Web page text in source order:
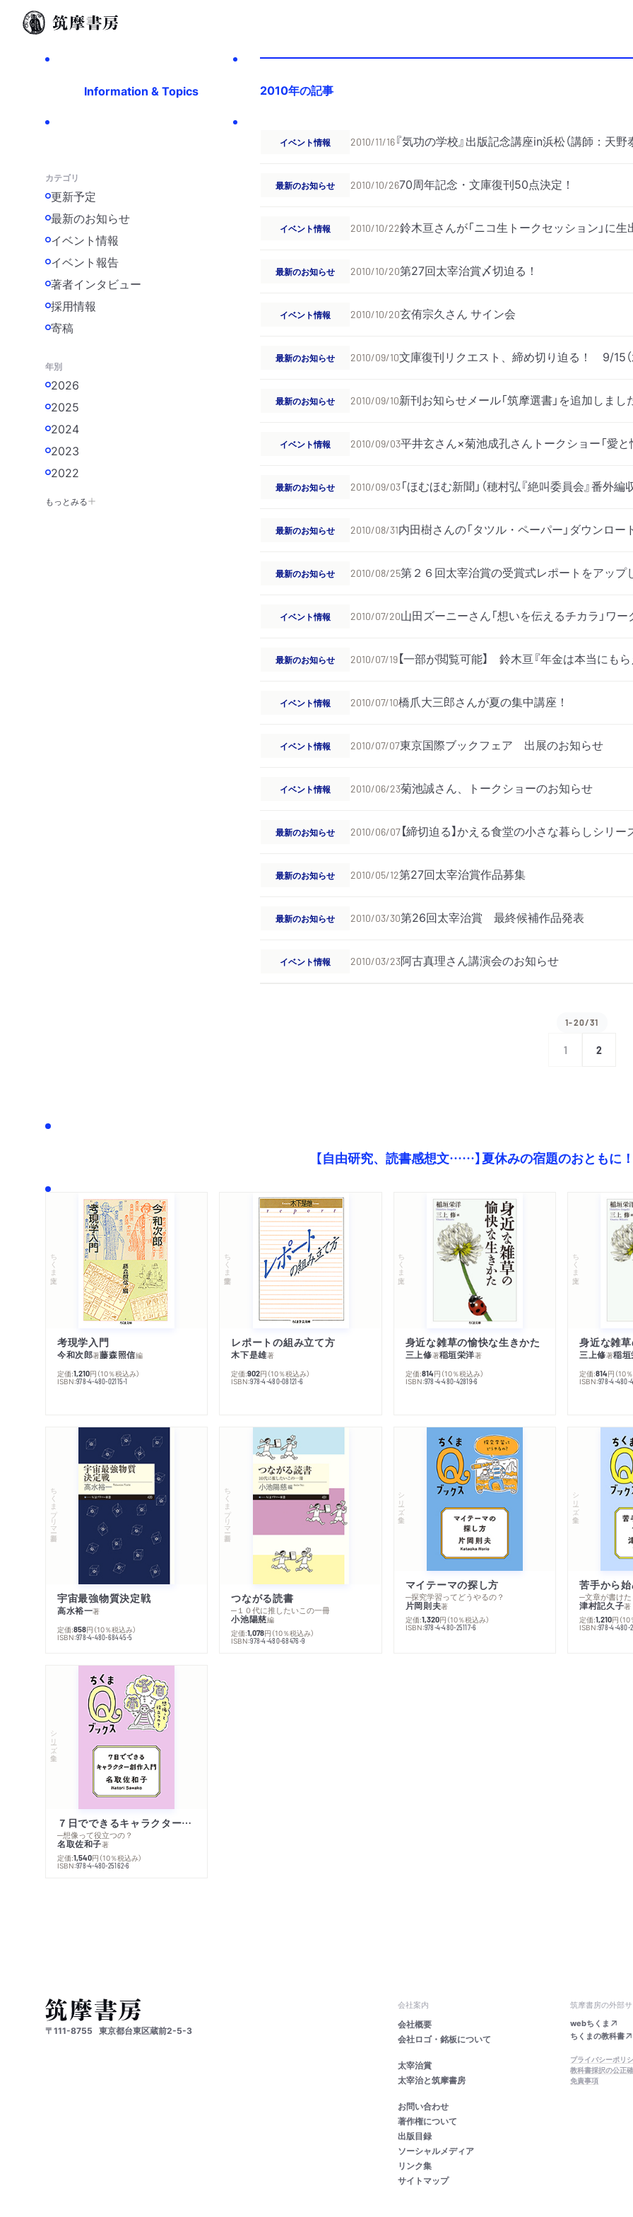
Information & Topics
カテゴリ
更新予定
最新のお知らせ
イベント情報
イベント報告
著者インタビュー
採用情報
寄稿
年別
2026
2025
2024
2023
2022
もっとみる
2010年の記事
イベント情報 2010/11/16『気功の学校』出版記念講座in浜松（講師：天野
最新のお知らせ 2010/10/2670周年記念・文庫復刊50点決定！
イベント情報 2010/10/22鈴木亘さんが「ニコ生トークセッション」に生
最新のお知らせ 2010/10/20第27回太宰治賞〆切迫る！
イベント情報 2010/10/20玄侑宗久さん サイン会
最新のお知らせ 2010/09/10文庫復刊リクエスト、締め切り迫る！ 9/15（
最新のお知らせ 2010/09/10新刊お知らせメール「筑摩選書」を追加しまし
イベント情報 2010/09/03平井玄さん×菊池成孔さんトークショー「愛と
最新のお知らせ 2010/09/03「ほむほむ新聞」（穂村弘『絶叫委員会』番外編
最新のお知らせ 2010/08/31内田樹さんの「タツル・ペーパー」ダウンロー
最新のお知らせ 2010/08/25第２６回太宰治賞の受賞式レポートをアップ
イベント情報 2010/07/20山田ズーニーさん「想いを伝えるチカラ」ワ
最新のお知らせ 2010/07/19【一部が閲覧可能】 鈴木亘『年金は本当にもら
イベント情報 2010/07/10橋爪大三郎さんが夏の集中講座！
イベント情報 2010/07/07東京国際ブックフェア 出展のお知らせ
イベント情報 2010/06/23菊池誠さん、トークショーのお知らせ
最新のお知らせ 2010/06/07【締切迫る】かえる食堂の小さな暮らしシリ
最新のお知らせ 2010/05/12第27回太宰治賞作品募集
最新のお知らせ 2010/03/30第26回太宰治賞 最終候補作品発表
イベント情報 2010/03/23阿古真理さん講演会のお知らせ
1-20/31
1 2
【自由研究、読書感想文……】夏休みの宿題のおともに
ちくま文庫
考現学入門
今和次郎著藤森照信編
定価:1,210円 （10％税込み）
ISBN:978-4-480-02115-1
ちくま学芸文庫
レポートの組み立て方
木下是雄著
定価:902円 （10％税込み）
ISBN:978-4-480-08121-6
ちくま文庫
身近な雑草の愉快な生きかた
三上修著稲垣栄洋著
定価:814円 （10％税込み）
ISBN:978-4-480-42819-6
ちくま文庫
身近な雑
三上修著稲
定価:814円 （10
ISBN:978-4-480-
ちくまプリマー新書
宇宙最強物質決定戦
高水裕一著
定価:858円 （10％税込み）
ISBN:978-4-480-68445-5
ちくまプリマー新書
つながる読書
─１０代に推したいこの一冊
小池陽慈編
定価:1,078円 （10％税込み）
ISBN:978-4-480-68476-9
シリーズ・全集
マイテーマの探し方
─探究学習ってどうやるの？
片岡則夫著
定価:1,320円 （10％税込み）
ISBN:978-4-480-25117-6
シリーズ・全集
苦手から
─文章が書け
津村記久子著
定価:1,210円 （
ISBN:978-4-480-
シリーズ・全集
７日でできるキャラクター創作入門
─想像って役立つの？
名取佐和子著
定価:1,540円 （10％税込み）
ISBN:978-4-480-25162-6
〒111-8755 東京都台東区蔵前2-5-3
会社案内
会社概要
会社ロゴ・銘板について
太宰治賞
太宰治と筑摩書房
お問い合わせ
著作権について
出版目録
ソーシャルメディア
リンク集
サイトマップ
筑摩書房の外部
webちくま
ちくまの教科書
プライバシーポリ
教科書採択の公正
免責事項